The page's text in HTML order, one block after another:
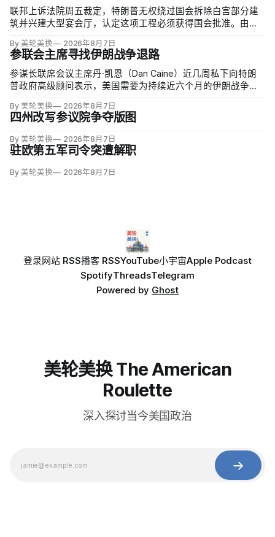
联邦上诉法院周五裁定，特朗普无权绕过国会拆除白宫部分建
筑并兴建大型宴会厅，认定这项工程必须获得国会批准。由奥
的布拉德利·加西亚法官（Bradley Garcia）组成多数意见，称
以行政行动夺走人民代表对…
By 美轮美换 2026年8月7日
参联会主席寻找伊朗战争退路
参谋长联席会议主席丹·凯恩（Dan Caine）近几周私下向特朗
普政府高级顾问表示，美国需要为持续近六个月的伊朗战争寻
兰接受特朗普设定的目标。
By 美轮美换 2026年8月7日
四州改写参议院争夺版图
By 美轮美换 2026年8月7日
驻欧第五军司令突遭解职
By 美轮美换 2026年8月7日
登录网站 RSS播客 RSSYouTube小宇宙Apple Podcast
SpotifyThreadsTelegram
Powered by Ghost
美轮美换 The American
Roulette
深入探讨当今美国政治